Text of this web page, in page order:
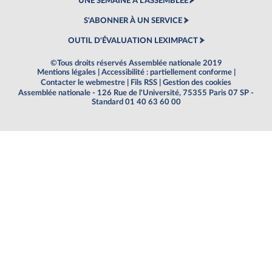
S'ABONNER À UN SERVICE
OUTIL D'ÉVALUATION LEXIMPACT
©Tous droits réservés Assemblée nationale 2019
Mentions légales
Accessibilité : partiellement conforme
Contacter le webmestre
Fils RSS
Gestion des cookies
Assemblée nationale - 126 Rue de l'Université, 75355 Paris 07 SP -
Standard 01 40 63 60 00